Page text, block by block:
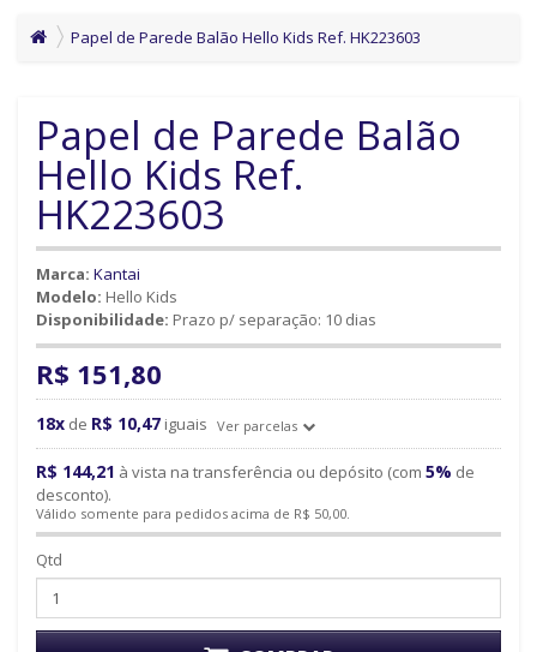
Papel de Parede Balão Hello Kids Ref. HK223603
Papel de Parede Balão
Hello Kids Ref.
HK223603
Marca: Kantai
Modelo: Hello Kids
Disponibilidade: Prazo p/ separação: 10 dias
R$ 151,80
18x de R$ 10,47 iguais Ver parcelas
R$ 144,21 à vista na transferência ou depósito (com 5% de
desconto).
Válido somente para pedidos acima de R$ 50,00.
Qtd